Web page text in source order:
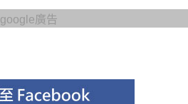
google廣告